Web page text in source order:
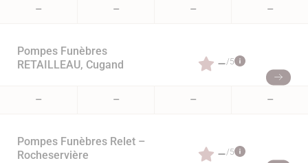
– – – –
Pompes Funèbres
RETAILLEAU, Cugand
–/5
– – – –
Pompes Funèbres Relet –
Rocheservière
–/5